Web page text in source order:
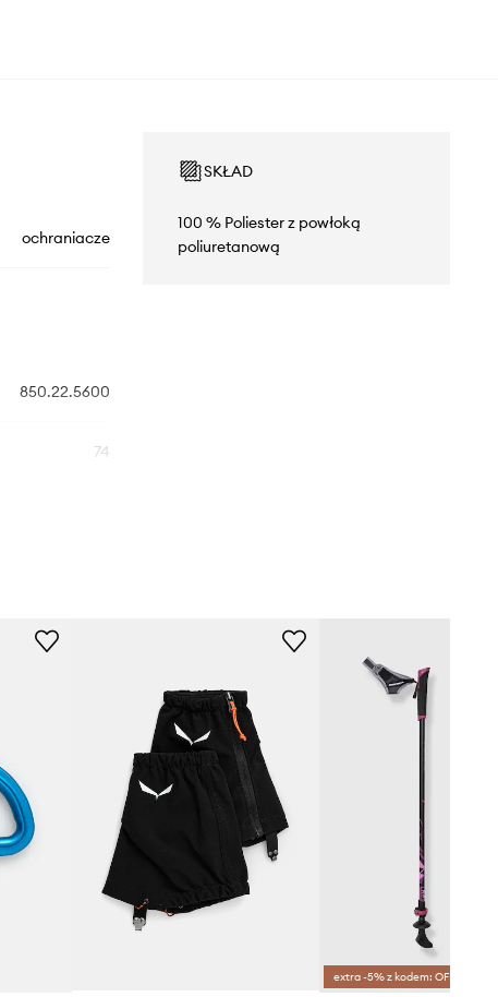
ochraniacze
850.22.5600
74
SKŁAD
100 % Poliester z powłoką
poliuretanową
extra -5% z kodem: OFF*